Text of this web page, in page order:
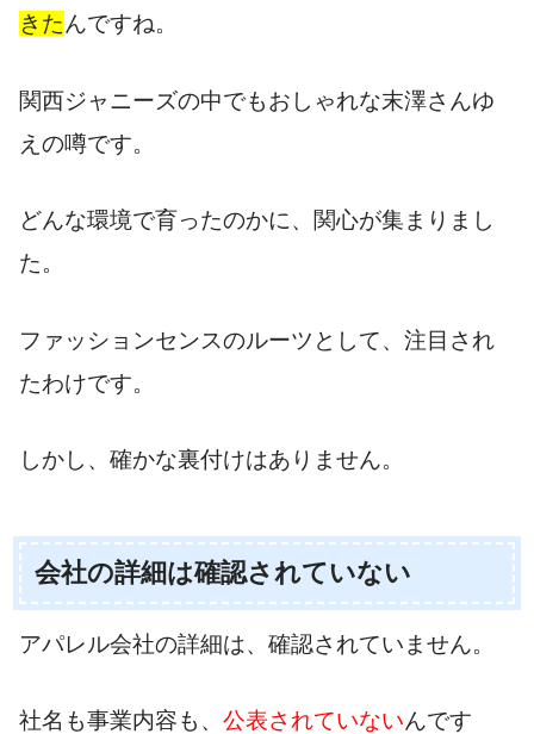
きたんですね。
関西ジャニーズの中でもおしゃれな末澤さんゆ
えの噂です。
どんな環境で育ったのかに、関心が集まりまし
た。
ファッションセンスのルーツとして、注目され
たわけです。
しかし、確かな裏付けはありません。
会社の詳細は確認されていない
アパレル会社の詳細は、確認されていません。
社名も事業内容も、 公表されていないんです